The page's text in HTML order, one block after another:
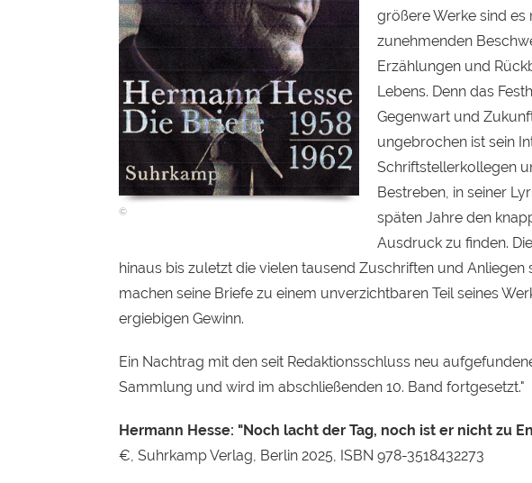
größere Werke sind es
zunehmenden
Erzählungen und
Lebens. Denn das
Gegenwart und
ungebrochen ist sein
Schriftstellerkollegen
Bestreben, in seiner
späten Jahre den
Ausdruck zu finden.
hinaus bis zuletzt die vielen tausend Zuschriften und
machen seine Briefe zu einem unverzichtbaren Teil seines
ergiebigen Gewinn.
Ein Nachtrag mit den seit Redaktionsschluss neu
Sammlung und wird im abschließenden 10. Band fortgesetzt."
Hermann Hesse: "Noch lacht der Tag, noch ist er nicht zu
€, Suhrkamp Verlag, Berlin 2025, ISBN 978-3518432273